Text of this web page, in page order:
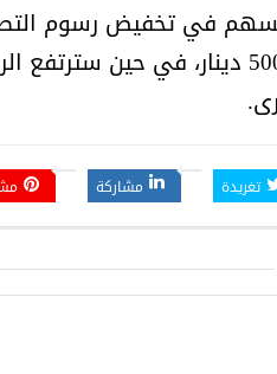
يسهم في تخفيض رسوم
تغريدة مشاركة